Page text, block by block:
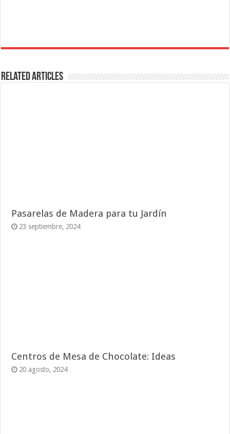
Related Articles
Pasarelas de Madera para tu Jardín
23 septiembre, 2024
Centros de Mesa de Chocolate: Ideas
20 agosto, 2024